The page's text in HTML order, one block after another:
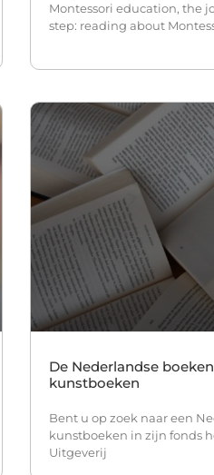
Montessori education, the
step: reading about
De Nederlandse
kunstboeken
Bent u op zoek naar een
kunstboeken in zijn fonds
Uitgeverij